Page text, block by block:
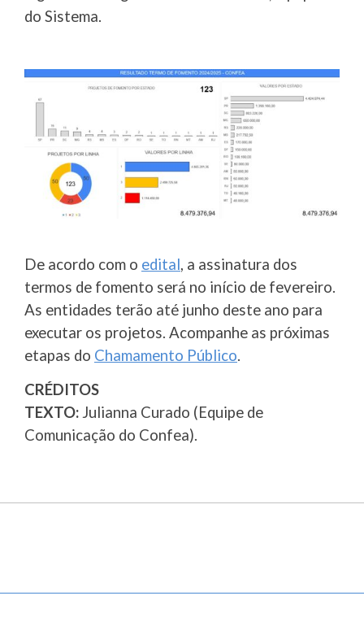
do Sistema.
De acordo com o edital, a assinatura dos
termos de fomento será no início de fevereiro.
As entidades terão até junho deste ano para
executar os projetos. Acompanhe as próximas
etapas do Chamamento Público.
CRÉDITOS
TEXTO: Julianna Curado (Equipe de
Comunicação do Confea).